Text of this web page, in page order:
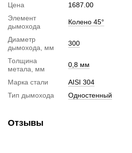
Цена
1687.00
Элемент
дымохода
Колено 45°
Диаметр
дымохода, мм
300
Толщина
метала, мм
0,8 мм
Марка стали
AISI 304
Тип дымохода
Одностенный
Отзывы